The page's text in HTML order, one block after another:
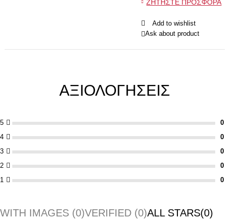
ΖΗΤΗΣΤΕ ΠΡΟΣΦΟΡΑ
Add to wishlist
Ask about product
ΑΞΙΟΛΟΓΉΣΕΙΣ
5
4
3
2
1
WITH IMAGES (0)VERIFIED (0)ALL STARS(0)